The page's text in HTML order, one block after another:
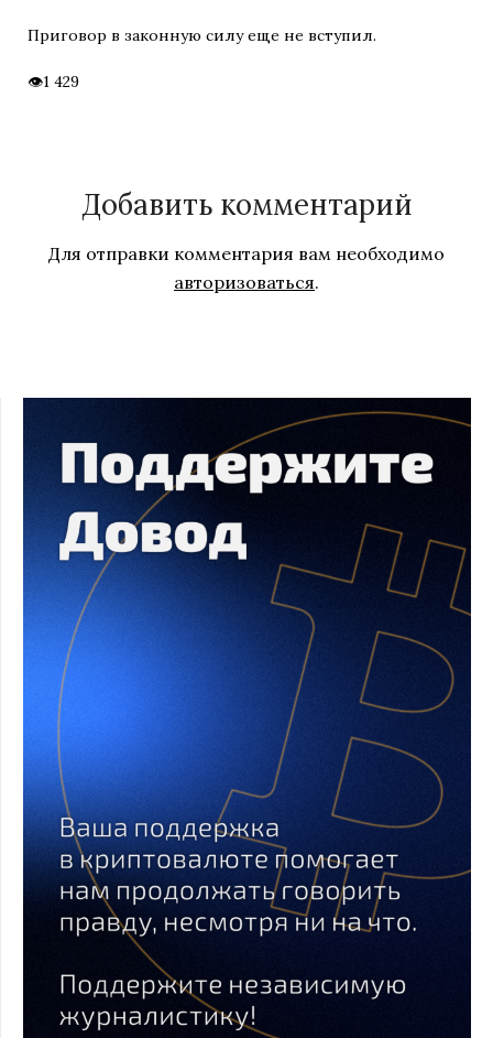
Приговор в законную силу еще не вступил.
1 429
Добавить комментарий
Для отправки комментария вам необходимо
авторизоваться.